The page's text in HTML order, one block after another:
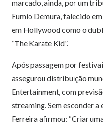
marcado, ainda, por um
Fumio Demura, falecido
em Hollywood como o
“The Karate Kid”.
Após passagem por
assegurou distribuição
Entertainment, com
streaming. Sem esconder a
Ferreira afirmou: “Criar